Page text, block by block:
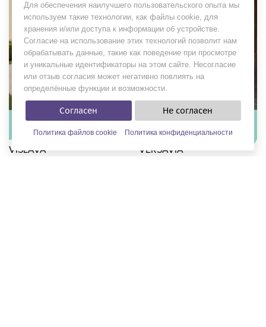
ФИЛЬТРЫ
В наличии
в 1 салоне
VISLAVA
В наличии
в 1 салоне
VERSAVIA
Для обеспечения наилучшего пользовательского опыта мы
используем такие технологии, как файлы cookie, для
хранения и/или доступа к информации об устройстве.
Согласие на использование этих технологий позволит нам
обрабатывать данные, такие как поведение при просмотре
и уникальные идентификаторы на этом сайте. Несогласие
или отзыв согласия может негативно повлиять на
определённые функции и возможности.
Согласен Не согласен
Политика файлов cookie Политика конфиденциальности